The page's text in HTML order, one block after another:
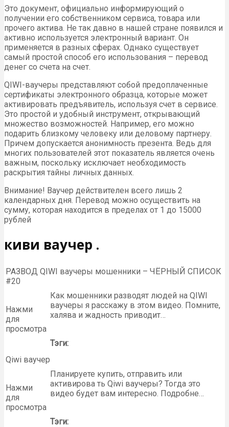
Это документ, официально информирующий о
получении его собственником сервиса, товара или
прочего актива. Не так давно в нашей стране появился и
активно используется электронный вариант. Он
применяется в разных сферах. Однако существует
самый простой способ его использования – перевод
денег со счета на счет.
QIWI-ваучеры представляют собой предоплаченные
сертификаты электронного образца, которые может
активировать предъявитель, используя счет в сервисе.
Это простой и удобный инструмент, открывающий
множество возможностей. Например, его можно
подарить близкому человеку или деловому партнеру.
Причем допускается анонимность презента. Ведь для
многих пользователей этот показатель является очень
важным, поскольку исключает необходимость
раскрытия тайны личных данных.
Внимание! Ваучер действителен всего лишь 2
календарных дня. Перевод можно осуществить на
сумму, которая находится в пределах от 1 до 15000
рублей
киви ваучер .
РАЗВОД QIWI ваучеры мошенники – ЧЁРНЫЙ СПИСОК
#20
Нажми
для
просмотра
Как мошенники разводят людей на QIWI
ваучеры я расскажу в этом видео. Помните,
халява и жадность приводит…
Тэги:
Qiwi ваучер
Нажми
для
просмотра
Планируете купить, отправить или
активирова ть Qiwi ваучеры? Тогда это
видео будет вам интересно. Подробне…
Тэги: